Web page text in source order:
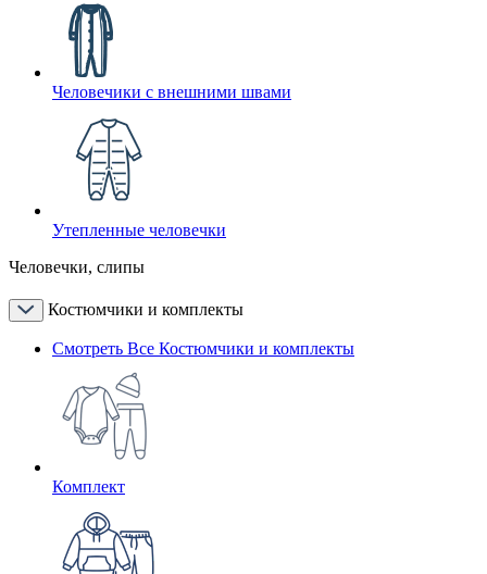
Человечики с внешними швами
Утепленные человечки
Человечки, слипы
Костюмчики и комплекты
Смотреть Все Костюмчики и комплекты
Комплект